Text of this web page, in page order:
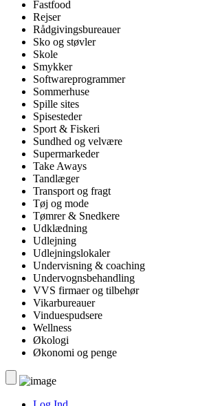
Fastfood
Rejser
Rådgivingsbureauer
Sko og støvler
Skole
Smykker
Softwareprogrammer
Sommerhuse
Spille sites
Spisesteder
Sport & Fiskeri
Sundhed og velvære
Supermarkeder
Take Aways
Tandlæger
Transport og fragt
Tøj og mode
Tømrer & Snedkere
Udklædning
Udlejning
Udlejningslokaler
Undervisning & coaching
Undervognsbehandling
VVS firmaer og tilbehør
Vikarbureauer
Vinduespudsere
Wellness
Økologi
Økonomi og penge